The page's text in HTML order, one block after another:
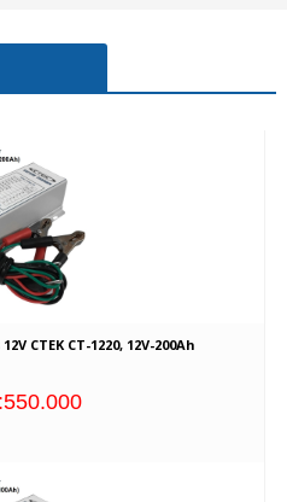
CTEK CT-1220, 12V-200Ah